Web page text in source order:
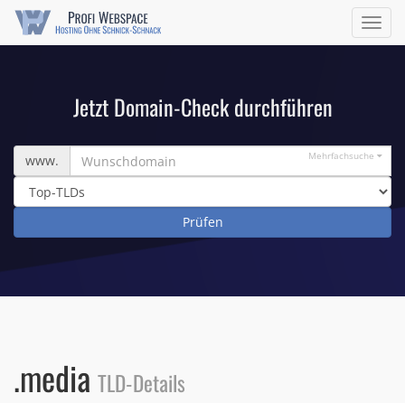
ein/
Jetzt Domain-Check durchführen
Wunschdomain
www. Mehrfachsuche
.media TLD-Details